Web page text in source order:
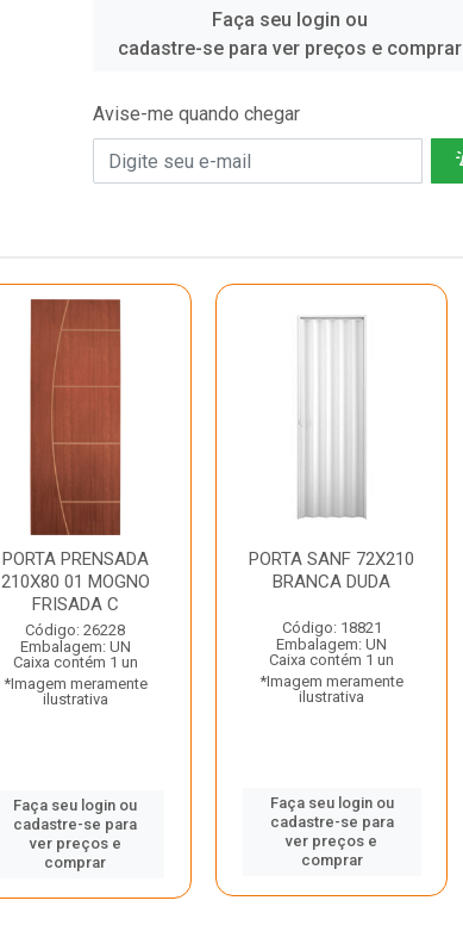
Faça seu login ou
cadastre-se para ver preços e comprar
Avise-me quando chegar
PORTA PRENSADA
210X80 01 MOGNO
FRISADA C
Código: 26228
Embalagem: UN
Caixa contém 1 un
*Imagem meramente
ilustrativa
Faça seu login ou
cadastre-se para
ver preços e
comprar
PORTA SANF 72X210
BRANCA DUDA
Código: 18821
Embalagem: UN
Caixa contém 1 un
*Imagem meramente
ilustrativa
Faça seu login ou
cadastre-se para
ver preços e
comprar